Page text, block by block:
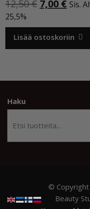
12,50€
oli:
12,50 €.
7,00 €
on:
7,00 €.
Sis.
25,5%
Lisää ostoskoriin
Haku
© Copyright
Beauty